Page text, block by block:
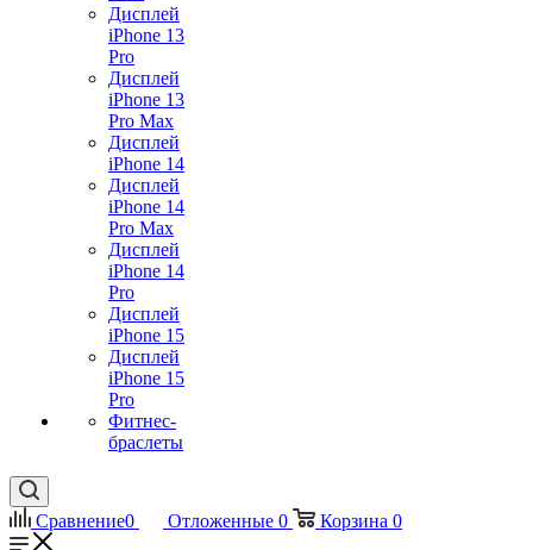
Дисплей
iPhone 13
Pro
Дисплей
iPhone 13
Pro Max
Дисплей
iPhone 14
Дисплей
iPhone 14
Pro Max
Дисплей
iPhone 14
Pro
Дисплей
iPhone 15
Дисплей
iPhone 15
Pro
Фитнес-
браслеты
Сравнение0 Отложенные 0 Корзина 0